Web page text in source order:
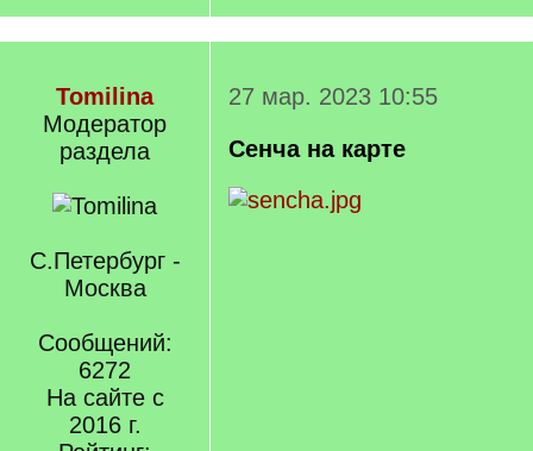
Tomilina
Модератор
раздела
С.Петербург -
Москва
Сообщений:
6272
На сайте с
2016 г.
27 мар. 2023 10:55
Сенча на карте